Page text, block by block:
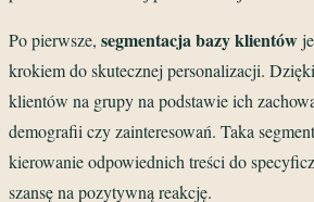
Po pierwsze, segmentacja bazy klientów
krokiem do skutecznej personalizacji.
klientów na grupy na podstawie ich
demografii czy zainteresowań. Taka
kierowanie odpowiednich treści do
szansę na pozytywną reakcję.